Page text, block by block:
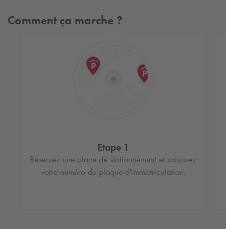
Comment ça marche ?
Etape 1
Réservez une place de stationnement et saisissez
votre numéro de plaque d'immatriculation.